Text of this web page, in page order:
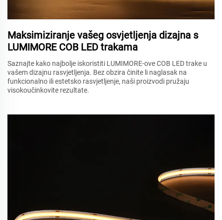
Maksimiziranje vašeg osvjetljenja dizajna s
LUMIMORE COB LED trakama
Saznajte kako najbolje iskoristiti LUMIMORE-ove COB LED trake u
vašem dizajnu rasvjetljenja. Bez obzira činite li naglasak na
funkcionalno ili estetsko rasvjetljenje, naši proizvodi pružaju
visokoučinkovite rezultate.